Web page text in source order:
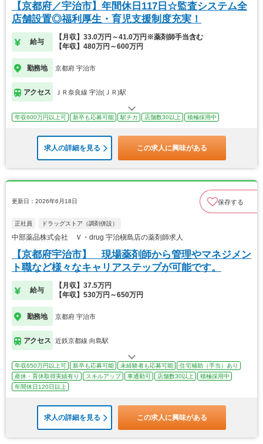
【京都府／宇治市】年間休日117日☆監査システム全
店舗設置◎福利厚生・育児支援制度充実！
給与
【月収】33.0万円～41.0万円※薬剤師手当含む
【年収】480万円～600万円
勤務地 京都府 宇治市
アクセス ＪＲ奈良線 宇治(ＪＲ)駅
年収600万円以上可 新卒も応募可能 駅チカ 店舗数30以上 積極採用中
求人の詳細を見る この求人に興味がある
更新日：2026年6月18日 保存する
正社員 ドラッグストア（調剤併設）
中部薬品株式会社 Ｖ・drug 宇治槇島店の薬剤師求人
【京都府宇治市】 現場薬剤師から管理やマネジメン
ト職など様々なキャリアステップが可能です。
給与
【月収】37.5万円
【年収】530万円～650万円
勤務地 京都府 宇治市
アクセス 近鉄京都線 向島駅
年収650万円以上可 新卒も応募可能 未経験者も応募可能
住宅補助（手当）あり
産休・育休取得実績有り
スキルアップ 車通勤可 店舗数30以上
積極採用中
年間休日120日以上
求人の詳細を見る この求人に興味がある